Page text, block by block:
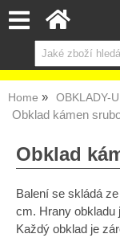
Home OBKLADY-
Obklad kámen
Obklad
Balení se skládá
cm. Hrany obkladu
Každý obklad je